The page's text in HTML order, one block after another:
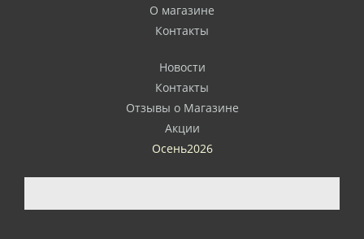
О магазине
Контакты
Новости
Контакты
Отзывы о Магазине
Акции
Осень2026